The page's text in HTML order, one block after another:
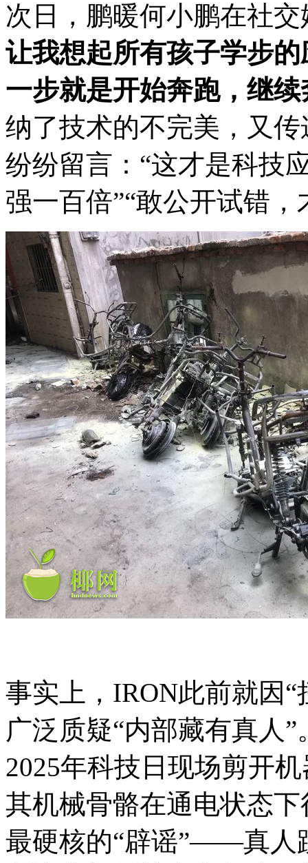
次日，鹏暖何小鹏在社
让我想起所有孩子学步
一步就是开始奔跑，继续
纳了技术的不完美，又
纷纷留言：“这才是科技
强一百倍”“敢公开试错，
事实上，IRON此前就因
广泛质疑“内部藏有真人
2025年科技日现场剪开
其机械骨骼在通电状态
最硬核的“辟谣”——真人